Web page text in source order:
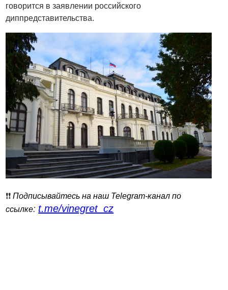
говорится в заявлении российского
диппредставительства.
❗️❗️Подписывайтесь на наш Telegram-канал по
ссылке: t.me/vinegret_cz